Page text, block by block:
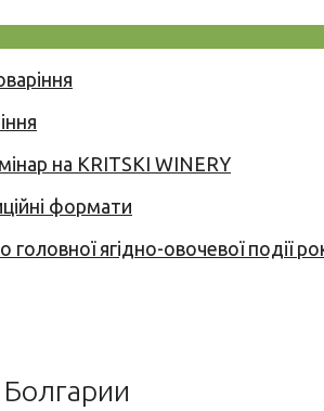
на KRITSKI WINERY
формати
ягідно-овочевої події